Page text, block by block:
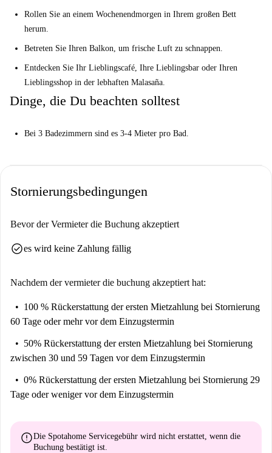
Alle Zimmer sind mit einem Doppelbett ausgestattet.
von Madrid.
Bei 3 Badezimmern sind es 3-4 Mieter pro Bad.
Es ist perfekt für junge Berufstätige und Studenten, die ein stilvolles
Rollen Sie an einem Wochenendmorgen in Ihrem großen Bett
herum.
Betreten Sie Ihren Balkon, um frische Luft zu schnappen.
Entdecken Sie Ihr Lieblingscafé, Ihre Lieblingsbar oder Ihren
Lieblingsshop in der lebhaften Malasaña.
Dinge, die Du beachten solltest
Bei 3 Badezimmern sind es 3-4 Mieter pro Bad.
Stornierungsbedingungen
Bevor der Vermieter die Buchung akzeptiert
check_circlees wird keine Zahlung fällig
Nachdem der vermieter die buchung akzeptiert hat:
100 % Rückerstattung der ersten Mietzahlung bei Stornierung
60 Tage oder mehr vor dem Einzugstermin
50% Rückerstattung der ersten Mietzahlung bei Stornierung
zwischen 30 und 59 Tagen vor dem Einzugstermin
0% Rückerstattung der ersten Mietzahlung bei Stornierung 29
Tage oder weniger vor dem Einzugstermin
errorDie Spotahome Servicegebühr wird nicht erstattet, wenn die
Buchung bestätigt ist.